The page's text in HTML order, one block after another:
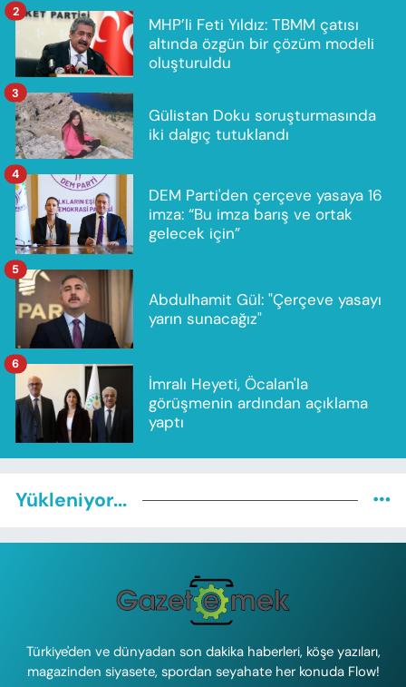
MHP’li Feti Yıldız: TBMM çatısı
altında özgün bir çözüm modeli
oluşturuldu
2
Gülistan Doku soruşturmasında
iki dalgıç tutuklandı
3
DEM Parti'den çerçeve yasaya 16
imza: “Bu imza barış ve ortak
gelecek için”
4
Abdulhamit Gül: "Çerçeve yasayı
yarın sunacağız"
5
İmralı Heyeti, Öcalan'la
görüşmenin ardından açıklama
yaptı
6
Yükleniyor...
Türkiye'den ve dünyadan son dakika haberleri, köşe yazıları,
magazinden siyasete, spordan seyahate her konuda Flow!